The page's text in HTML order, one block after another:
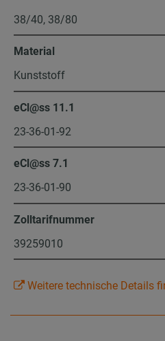
38/40, 38/80
Material
Kunststoff
eCl@ss 11.1
23-36-01-92
eCl@ss 7.1
23-36-01-90
Zolltarifnummer
39259010
Weitere technische Details